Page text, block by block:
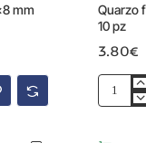
mm
Quarzo
10 pz
3.80€
Quarzo
fume
liscio